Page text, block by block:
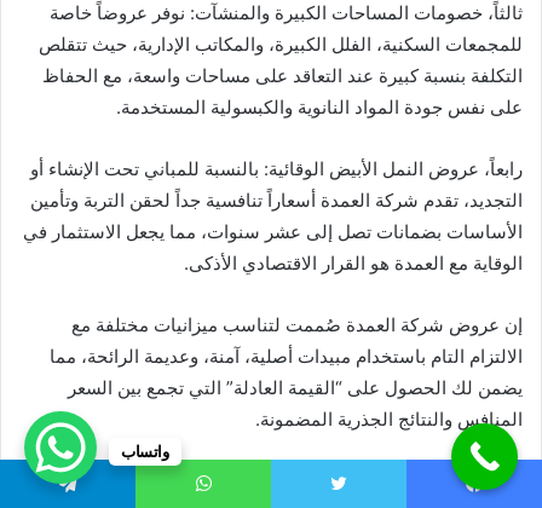
ثالثاً، خصومات المساحات الكبيرة والمنشآت: نوفر عروضاً خاصة
للمجمعات السكنية، الفلل الكبيرة، والمكاتب الإدارية، حيث تتقلص
التكلفة بنسبة كبيرة عند التعاقد على مساحات واسعة، مع الحفاظ
على نفس جودة المواد النانوية والكبسولية المستخدمة.
رابعاً، عروض النمل الأبيض الوقائية: بالنسبة للمباني تحت الإنشاء أو
التجديد، تقدم شركة العمدة أسعاراً تنافسية جداً لحقن التربة وتأمين
الأساسات بضمانات تصل إلى عشر سنوات، مما يجعل الاستثمار في
الوقاية مع العمدة هو القرار الاقتصادي الأذكى.
إن عروض شركة العمدة صُممت لتناسب ميزانيات مختلفة مع
الالتزام التام باستخدام مبيدات أصلية، آمنة، وعديمة الرائحة، مما
يضمن لك الحصول على “القيمة العادلة” التي تجمع بين السعر
المنافس والنتائج الجذرية المضمونة.
أساليب مبتكرة في خدمة رش
واتساب